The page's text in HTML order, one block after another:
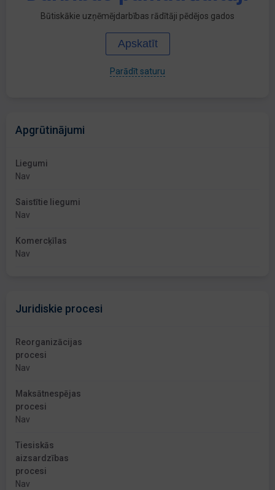
Būtiskākie uzņēmējdarbības rādītāji pēdējos gados
Apskatīt
Parādīt saturu
Apgrūtinājumi
Liegumi
Nav
Saistītie liegumi
Nav
Komercķīlas
Nav
Juridiskie procesi
Reorganizācijas
procesi
Nav
Maksātnespējas
procesi
Nav
Tiesiskās
aizsardzības
procesi
Nav